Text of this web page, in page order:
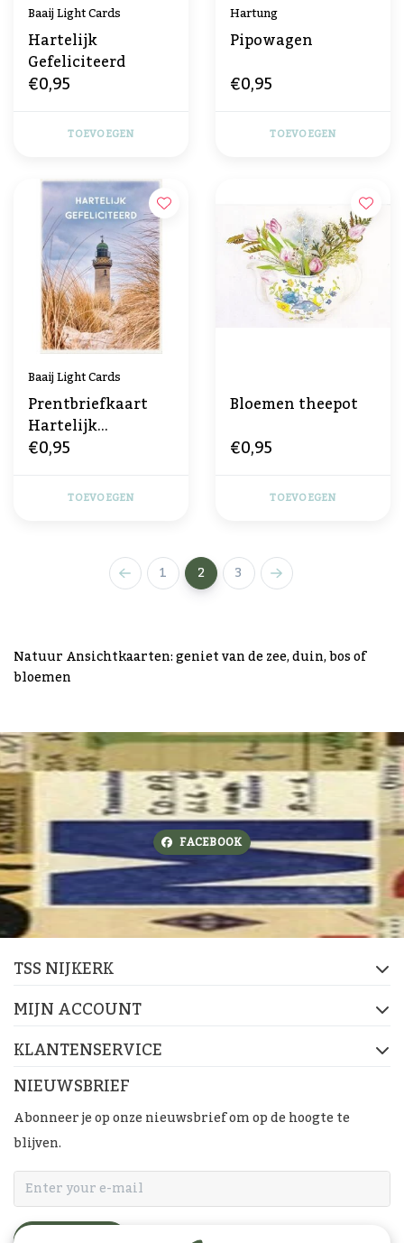
Baaij Light Cards
Hartelijk
Gefeliciteerd
€0,95
TOEVOEGEN
Hartung
Pipowagen
€0,95
TOEVOEGEN
Baaij Light Cards
Prentbriefkaart
Hartelijk
Gefeliciteerd
€0,95
TOEVOEGEN
Bloemen theepot
€0,95
TOEVOEGEN
1 2 3
Natuur Ansichtkaarten: geniet van de zee, duin, bos of
bloemen
FACEBOOK
TSS NIJKERK
MIJN ACCOUNT
KLANTENSERVICE
NIEUWSBRIEF
Abonneer je op onze nieuwsbrief om op de hoogte te
blijven.